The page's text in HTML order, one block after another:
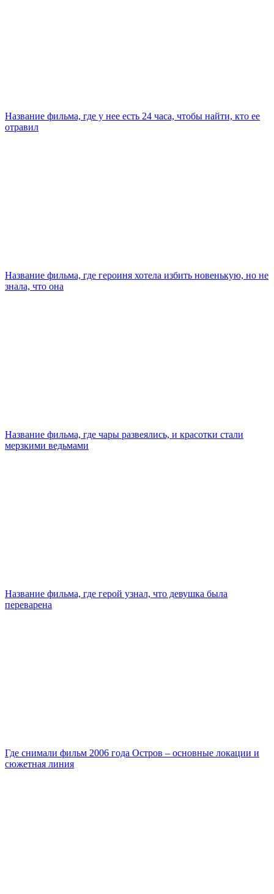
Название фильма, где у нее есть 24 часа, чтобы найти, кто ее
отравил
Название фильма, где героиня хотела избить новенькую, но не
знала, что она
Название фильма, где чары развеялись, и красотки стали
мерзкими ведьмами
Название фильма, где герой узнал, что девушка была
переварена
Где снимали фильм 2006 года Остров – основные локации и
сюжетная линия